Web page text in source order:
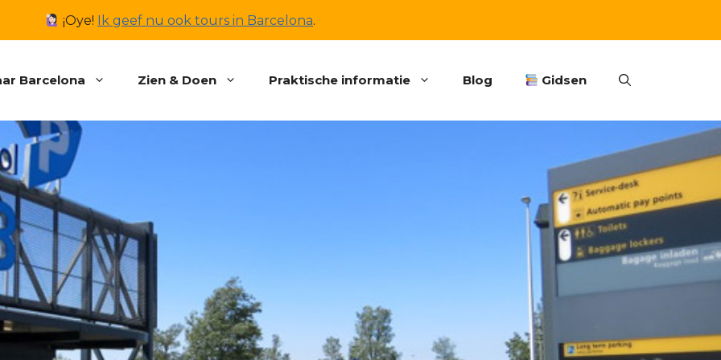
¡Oye! Ik geef nu ook tours in Barcelona.
Barcelona Zien & Doen Praktische informatie Blog Gidsen